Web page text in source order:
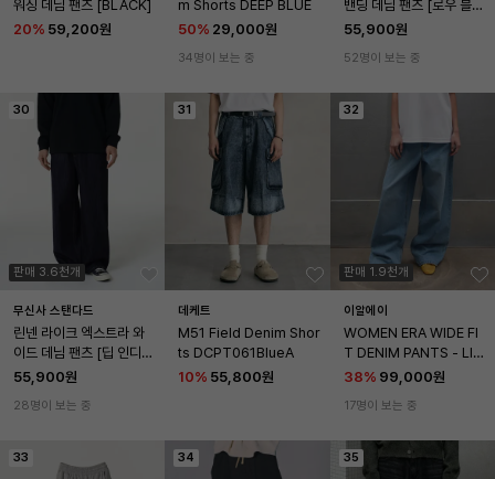
워싱 데님 팬츠 [BLACK]
20% 59,200원
m Shorts DEEP BLUE
50% 29,000원
34명이 보는 중
밴딩 데님 팬츠 [로우 블
랙]
55,900원
52명이 보는 중
30
판매 3.6천개
무신사 스탠다드
린넨 라이크 엑스트라 와
이드 데님 팬츠 [딥 인디
고]
55,900원
28명이 보는 중
31
데케트
M51 Field Denim Shor
ts DCPT061BlueA
10% 55,800원
32
판매 1.9천개
이알에이
WOMEN ERA WIDE FI
T DENIM PANTS - LIG
HT BLUE
38% 99,000원
17명이 보는 중
33 34 35